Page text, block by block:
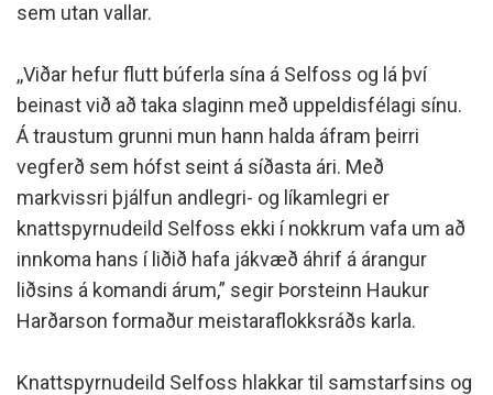
sem utan vallar.
,,Viðar hefur flutt búferla sína á Selfoss og lá því
beinast við að taka slaginn með uppeldisfélagi sínu.
Á traustum grunni mun hann halda áfram þeirri
vegferð sem hófst seint á síðasta ári. Með
markvissri þjálfun andlegri- og líkamlegri er
knattspyrnudeild Selfoss ekki í nokkrum vafa um að
innkoma hans í liðið hafa jákvæð áhrif á árangur
liðsins á komandi árum,” segir Þorsteinn Haukur
Harðarson formaður meistaraflokksráðs karla.
Knattspyrnudeild Selfoss hlakkar til samstarfsins og